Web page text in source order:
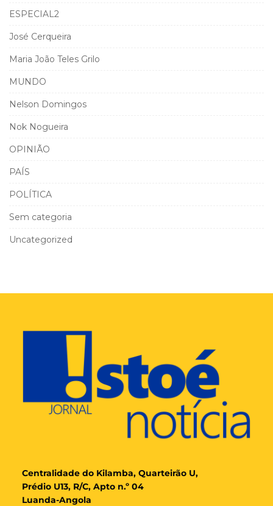
ESPECIAL2
José Cerqueira
Maria João Teles Grilo
MUNDO
Nelson Domingos
Nok Nogueira
OPINIÃO
PAÍS
POLÍTICA
Sem categoria
Uncategorized
Centralidade do Kilamba, Quarteirão U,
Prédio U13, R/C, Apto n.º 04
Luanda-Angola